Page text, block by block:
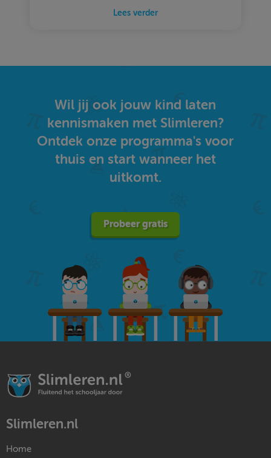
Lees verder
Wil jij ook jouw kind laten
kennismaken met Slimleren?
Ontdek onze programma's voor
thuis en start wanneer het
uitkomt.
Probeer gratis
Slimleren.nl
Home